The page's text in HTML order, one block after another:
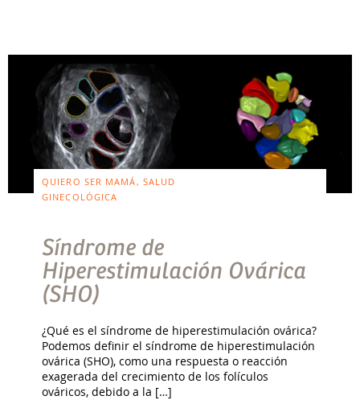
QUIERO SER MAMÁ, SALUD
GINECOLÓGICA
Síndrome de
Hiperestimulación Ovárica
(SHO)
¿Qué es el síndrome de hiperestimulación ovárica?
Podemos definir el síndrome de hiperestimulación
ovárica (SHO), como una respuesta o reacción
exagerada del crecimiento de los folículos
ováricos, debido a la […]